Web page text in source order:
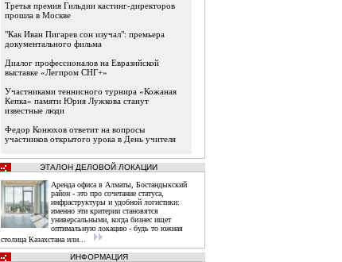
Третья премия Гильдии кастинг-директоров
прошла в Москве
"Как Иван Пигарев сон изучал": премьера
документального фильма
Диалог профессионалов на Евразийской
выставке «Легпром СНГ+»
Участниками теннисного турнира «Кожаная
Кепка» памяти Юрия Лужкова станут
известные люди
Федор Конюхов ответит на вопросы
участников открытого урока в День учителя
ЭТАЛОН ДЕЛОВОЙ ЛОКАЦИИ
Аренда офиса в Алматы, Бостандыкский
район - это про сочетание статуса,
инфраструктуры и удобной логистики:
именно эти критерии становятся
универсальными, когда бизнес ищет
оптимальную локацию - будь то южная
столица Казахстана или...
ИНФОРМАЦИЯ